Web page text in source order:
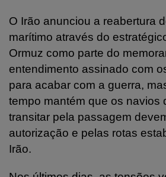
O Irão anunciou a reabertura
marítimo através do
Ormuz como parte do
entendimento assinado com
para acabar com a guerra,
tempo mantém que os navios
transitar pela passagem
autorização e pelas rotas
Irão.